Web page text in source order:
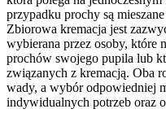
przypadku prochy są
Zbiorowa kremacja jest
wybierana przez osoby, które
prochów swojego pupila lub
związanych z kremacją. Oba
wady, a wybór odpowiedniej
indywidualnych potrzeb oraz